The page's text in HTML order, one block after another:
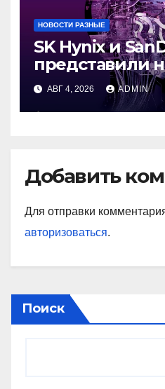
НОВОСТИ РАЗНЫЕ
SK Hynix и
представили
АВГ 4, 2026 ADMIN
Добавить
Для отправки
авторизоваться.
Поиск